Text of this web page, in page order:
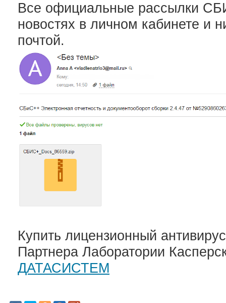
Все официальные рассылки
новостях в личном кабинете и
почтой.
Купить лицензионный
Партнера Лаборатории
ДАТАСИСТЕМ